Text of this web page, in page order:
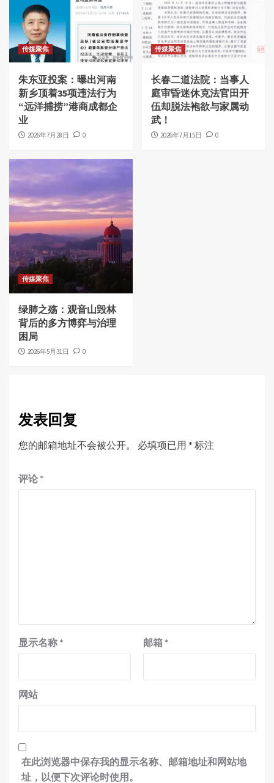
传媒聚焦
朱东亚投案：曝出河南
新乡顶着35项违法行为
“远洋捕捞”港商成都企
业
2026年7月28日 0
传媒聚焦
长春二道法院：当事人
庭审昏迷休克法官田开
伍却脱法袍欲与家属动
武！
2026年7月15日 0
传媒聚焦
绿肺之殇：观音山毁林
背后的多方博弈与治理
困局
2026年5月31日 0
发表回复
您的邮箱地址不会被公开。 必填项已用 * 标注
评论 *
显示名称 * 邮箱 *
网站
在此浏览器中保存我的显示名称、邮箱地址和网站地
址，以便下次评论时使用。